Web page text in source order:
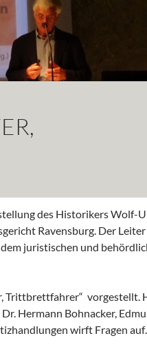
des Historikers Wolf-
Ravensburg. Der Leiter
juristischen und
Trittbrettfahrer“ vorgestellt.
Hermann Bohnacker,
wirft Fragen